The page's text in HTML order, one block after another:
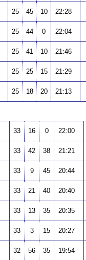
25 45 10 22:28
25 44 0 22:04
25 41 10 21:46
25 25 15 21:29
25 18 20 21:13
33 16 0 22:00
33 42 38 21:21
33 9 45 20:44
33 21 40 20:40
33 13 35 20:35
33 3 15 20:27
32 56 35 19:54